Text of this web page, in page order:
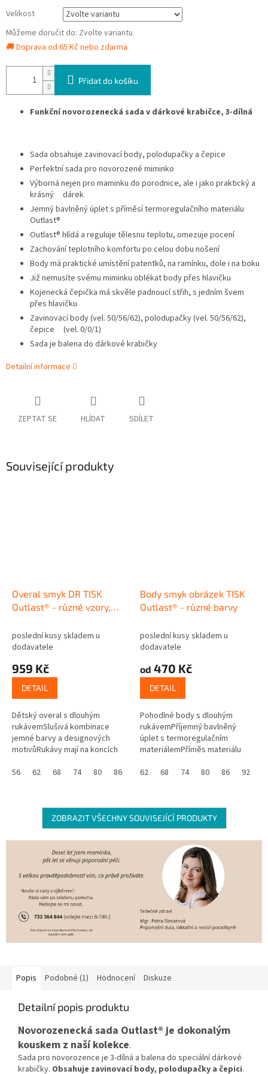
Velikost
Můžeme doručit do: Zvolte variantu
🚚 Doprava od 65 Kč nebo zdarma
Přidat do košíku
Funkční novorozenecká sada v dárkové krabičce, 3-dílná
Sada obsahuje zavinovací body, polodupačky a čepice
Perfektní sada pro novorozené miminko
Výborná nejen pro maminku do porodnice, ale i jako praktický a
krásný dárek
Jemný bavlněný úplet s příměsí termoregulačního materiálu
Outlast®
Outlast® hlídá a reguluje tělesnu teplotu, omezuje pocení
Zachování teplotního komfortu po celou dobu nošení
Body má praktické umístění patentků, na ramínku, dole i na boku
Již nemusíte svému miminku oblékat body přes hlavičku
Kojenecká čepička má skvěle padnoucí střih, s jedním švem
přes hlavičku
Zavinovací body (vel. 50/56/62), polodupačky (vel. 50/56/62),
čepice (vel. 0/0/1)
Sada je balena do dárkové krabičky
Detailní informace
ZEPTAT SE HLÍDAT SDÍLET
Související produkty
Overal smyk DR TISK
Outlast® - různé vzory,
poslední kusy skladem u
dodavatele
959 Kč
DETAIL
Dětský overal s dlouhým
rukávemSlušivá kombinace
jemné barvy a designových
motivůRukávy mají na koncích
ohrnout a upravit tak délku
56 62 68 74 80 86 92
Body smyk obrázek TISK
Outlast® - různé barvy
poslední kusy skladem u
dodavatele
od 470 Kč
DETAIL
Pohodlné body s dlouhým
rukávemPříjemný bavlněný
úplet s termoregulačním
materiálemPříměs materiálu
komfortRegulace tělesné
62 68 74 80 86 92
ZOBRAZIT VŠECHNY SOUVISEJÍCÍ PRODUKTY
Popis Podobné (1) Hodnocení Diskuze
Detailní popis produktu
Novorozenecká sada Outlast® je dokonalým
kouskem z naší kolekce.
Sada pro novorozence je 3-dílná a balena do speciální dárkové
krabičky. Obsahuje zavinovací body, polodupačky a čepici.